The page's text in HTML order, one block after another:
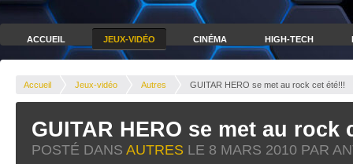
ACCUEIL JEUX-VIDÉO CINÉMA HIGH-TECH
Accueil Jeux-vidéo Autres GUITAR HERO se met au rock cet été!!!
GUITAR HERO se met au rock
POSTÉ DANS AUTRES LE 8 MARS 2010 PAR